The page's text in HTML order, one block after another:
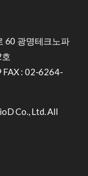
60 광명테크노파
: 02-6264-
Co., Ltd. All